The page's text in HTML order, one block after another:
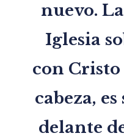
nuevo.
Iglesia
con
cabeza,
delante